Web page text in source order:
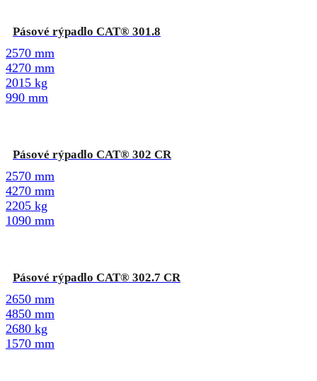
Pásové rýpadlo CAT® 301.8
2570 mm
4270 mm
2015 kg
990 mm
Pásové rýpadlo CAT® 302 CR
2570 mm
4270 mm
2205 kg
1090 mm
Pásové rýpadlo CAT® 302.7 CR
2650 mm
4850 mm
2680 kg
1570 mm